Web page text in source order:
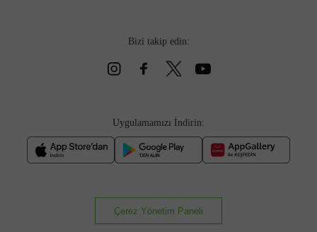
Bizi takip edin:
Uygulamamızı İndirin:
Çerez Yönetim Paneli